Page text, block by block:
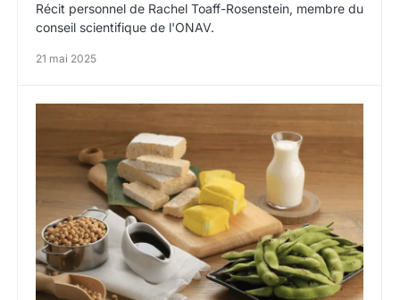
Récit personnel de Rachel Toaff-Rosenstein, membre du
conseil scientifique de l'ONAV.
21 mai 2025